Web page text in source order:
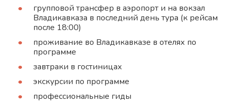
групповой трансфер в аэропорт и на вокзал
Владикавказа в последний день тура (к рейсам
после 18:00)
проживание во Владикавказе в отелях по
программе
завтраки в гостиницах
экскурсии по программе
профессиональные гиды